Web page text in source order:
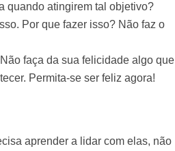
quando atingirem tal objetivo?
Por que fazer isso? Não faz o
faça da sua felicidade algo que
Permita-se ser feliz agora!
aprender a lidar com elas, não